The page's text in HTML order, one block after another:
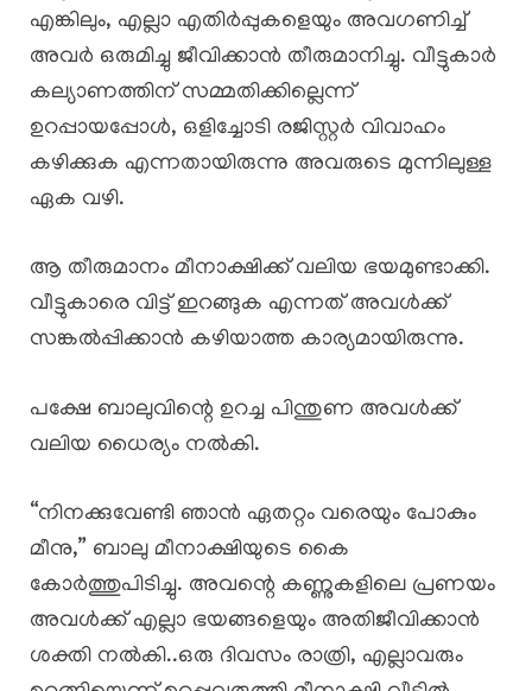
എങ്കിലും, എല്ലാ എതിർപ്പുകളെയും അവഗണിച്ച്
അവർ ഒരുമിച്ചു ജീവിക്കാൻ തീരുമാനിച്ചു. വീട്ടുകാർ
കല്യാണത്തിന് സമ്മതിക്കില്ലെന്ന്
ഉറപ്പായപ്പോൾ, ഒളിച്ചോടി രജിസ്റ്റർ വിവാഹം
കഴിക്കുക എന്നതായിരുന്നു അവരുടെ മുന്നിലുള്ള
ഏക വഴി.
ആ തീരുമാനം മീനാക്ഷിക്ക് വലിയ ഭയമുണ്ടാക്കി.
വീട്ടുകാരെ വിട്ട് ഇറങ്ങുക എന്നത് അവൾക്ക്
സങ്കൽപ്പിക്കാൻ കഴിയാത്ത കാര്യമായിരുന്നു.
പക്ഷേ ബാലുവിന്റെ ഉറച്ച പിന്തുണ അവൾക്ക്
വലിയ ധൈര്യം നൽകി.
“നിനക്കുവേണ്ടി ഞാൻ ഏതറ്റം വരെയും പോകും
മീനു,” ബാലു മീനാക്ഷിയുടെ കൈ
കോർത്തുപിടിച്ചു. അവന്റെ കണ്ണുകളിലെ പ്രണയം
അവൾക്ക് എല്ലാ ഭയങ്ങളെയും അതിജീവിക്കാൻ
ശക്തി നൽകി..ഒരു ദിവസം രാത്രി, എല്ലാവരും